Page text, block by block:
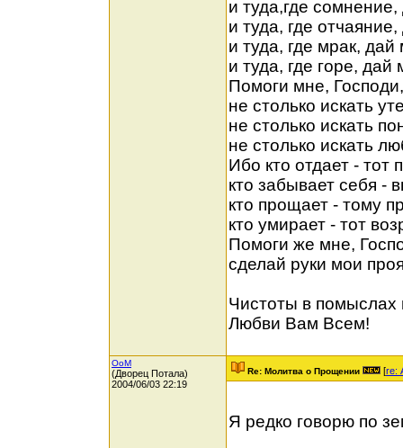
и туда,где
и туда, где
и туда, где мрак,
и туда, где горе,
Помоги мне, Господи,
не столько искать
не столько искать
не столько искать
Ибо кто отдает - тот
кто забывает себя -
кто прощает - тому
кто умирает - тот
Помоги же мне,
сделай руки мои
Чистоты в помыслах
Любви Вам Всем!
OoM
(Дворец Потала)
2004/06/03 22:19
Re: Молитва о Прощении [re:
Я редко говорю по